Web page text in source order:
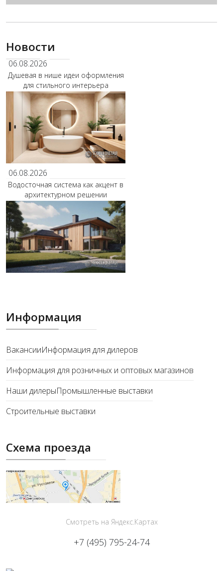
Новости
06.08.2026
Душевая в нише идеи оформления
для стильного интерьера
06.08.2026
Водосточная система как акцент в
архитектурном решении
Информация
ВакансииИнформация для дилеров
Информация для розничных и оптовых магазинов
Наши дилерыПромышленные выставки
Строительные выставки
Схема проезда
Смотреть на Яндекс.Картах
+7 (495) 795-24-74